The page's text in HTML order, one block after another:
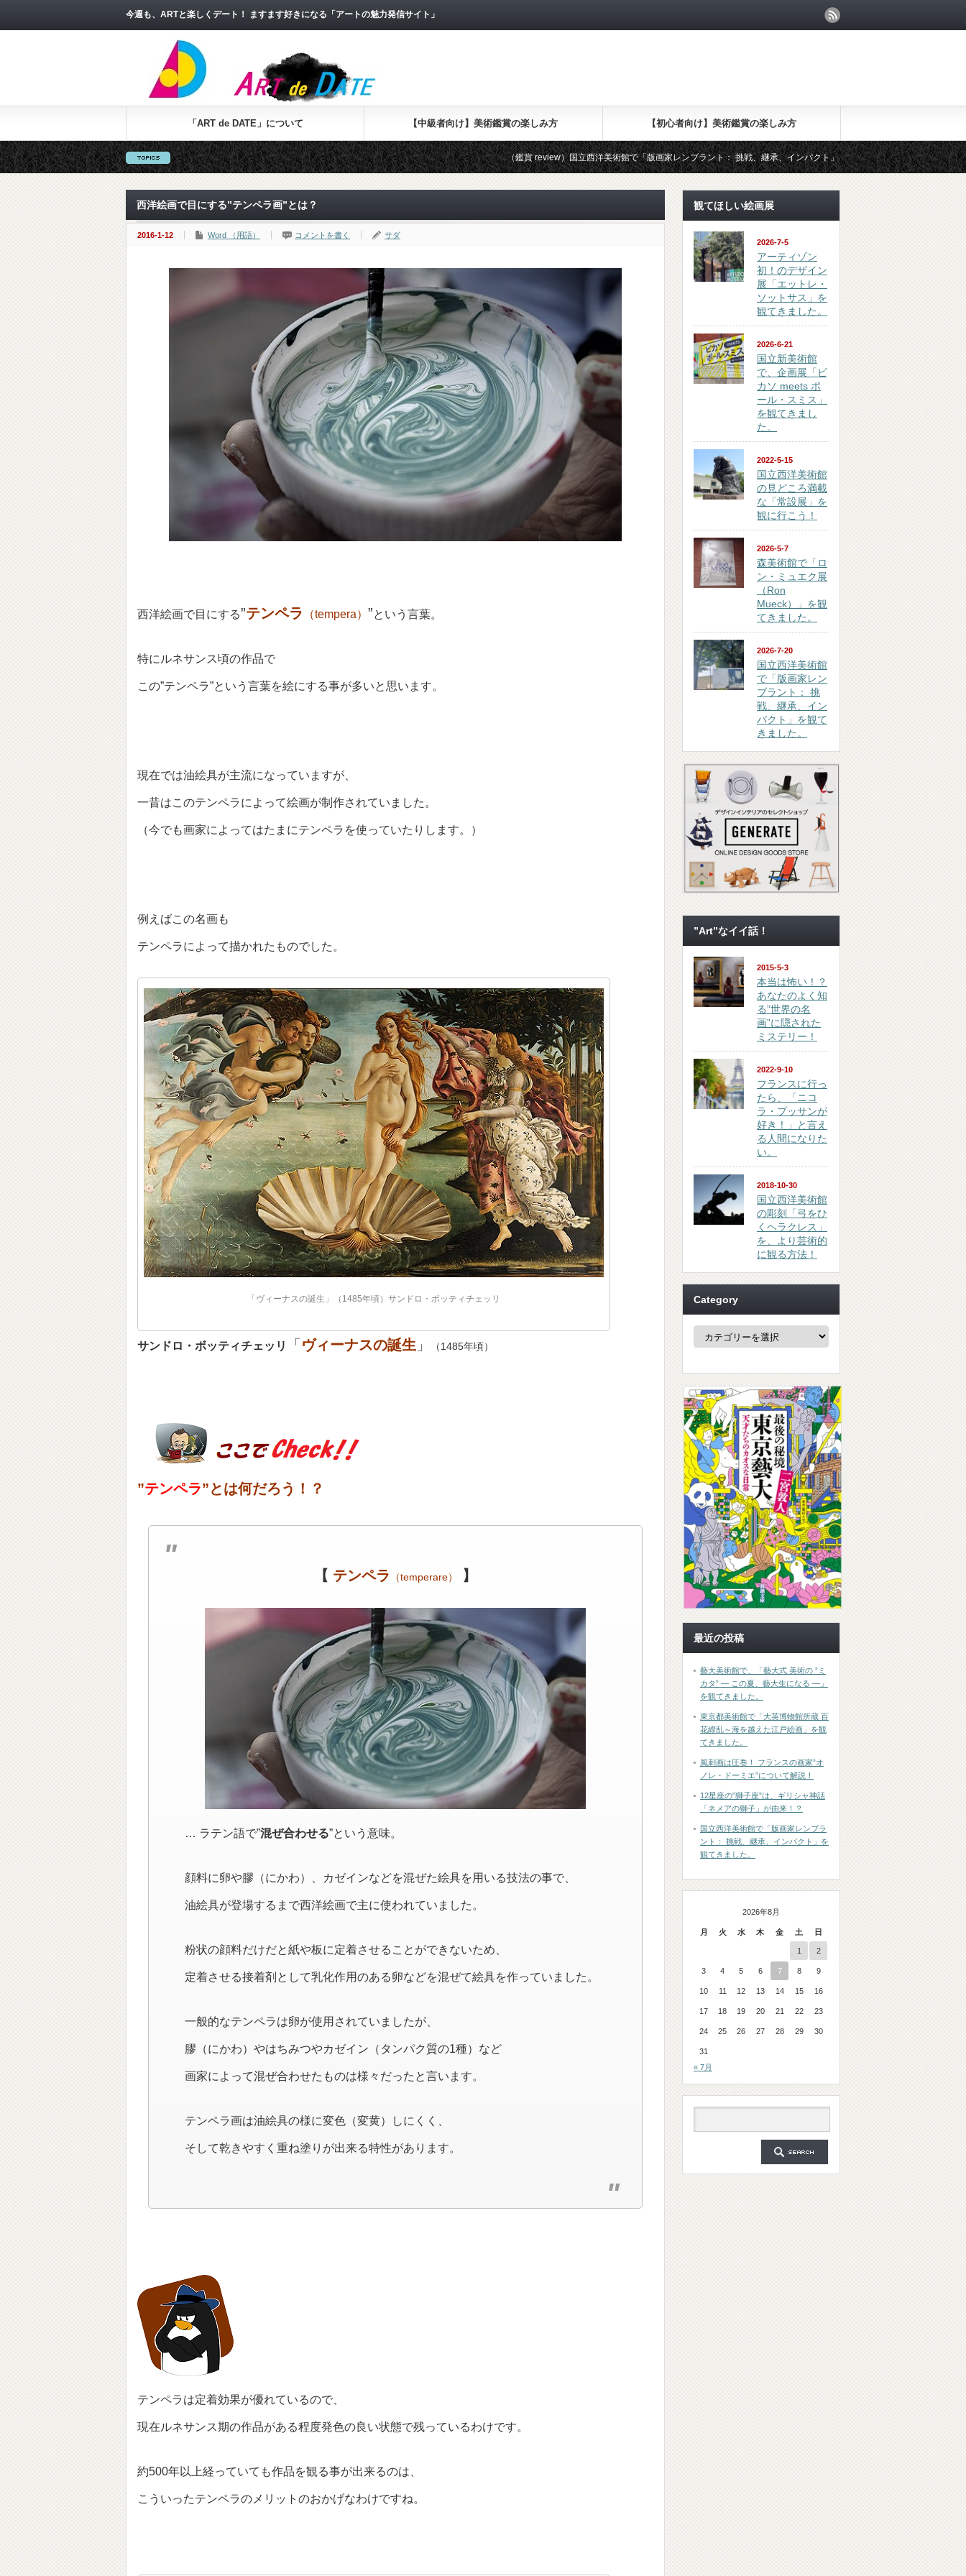
今週も、ARTと楽しくデート！ ますます好きになる「アートの魅力発信サイト」
「ART de DATE」について 【中級者向け】美術鑑賞の楽しみ方 【初心者向け】美術鑑賞の楽しみ方
（鑑賞 review）国立西洋美術館で「版画家レンブラント： 挑戦、継承、インパクト」を観てきました （鑑賞 review）東京
西洋絵画で目にする”テンペラ画”とは？
2016-1-12 Word （用語） コメントを書く サダ
西洋絵画で目にする”テンペラ （tempera） ”という言葉。
特にルネサンス頃の作品で
この”テンペラ”という言葉を絵にする事が多いと思います。
現在では油絵具が主流になっていますが、
一昔はこのテンペラによって絵画が制作されていました。
（今でも画家によってはたまにテンペラを使っていたりします。）
例えばこの名画も
テンペラによって描かれたものでした。
「ヴィーナスの誕生」（1485年頃）サンドロ・ボッティチェッリ
サンドロ・ボッティチェッリ 「 ヴィーナスの誕生 」 （1485年頃）
”テンペラ”とは何だろう！？
【 テンペラ （temperare） 】
… ラテン語で”混ぜ合わせる”という意味。
顔料に卵や膠（にかわ）、カゼインなどを混ぜた絵具を用いる技法の事で、
油絵具が登場するまで西洋絵画で主に使われていました。
粉状の顔料だけだと紙や板に定着させることができないため、
定着させる接着剤として乳化作用のある卵などを混ぜて絵具を作っていました。
一般的なテンペラは卵が使用されていましたが、
膠（にかわ）やはちみつやカゼイン（タンパク質の1種）など
画家によって混ぜ合わせたものは様々だったと言います。
テンペラ画は油絵具の様に変色（変黄）しにくく、
そして乾きやすく重ね塗りが出来る特性があります。
テンペラは定着効果が優れているので、
現在ルネサンス期の作品がある程度発色の良い状態で残っているわけです。
約500年以上経っていても作品を観る事が出来るのは、
こういったテンペラのメリットのおかげなわけですね。
観てほしい絵画展
2026-7-5
アーティゾン
初！のデザイン
展「エットレ・
ソットサス」を
観てきました。
2026-6-21
国立新美術館
で、企画展「ピ
カソ meets ポ
ール・スミス」
を観てきまし
た。
2022-5-15
国立西洋美術館
の見どころ満載
な「常設展」を
観に行こう！
2026-5-7
森美術館で「ロ
ン・ミュエク展
（Ron
Mueck）」を観
てきました。
2026-7-20
国立西洋美術館
で「版画家レン
ブラント： 挑
戦、継承、イン
パクト」を観て
きました。
”Art”なイイ話！
2015-5-3
本当は怖い！？
あなたのよく知
る”世界の名
画”に隠された
ミステリー！
2022-9-10
フランスに行っ
たら、「ニコ
ラ・プッサンが
好き！」と言え
る人間になりた
い。
2018-10-30
国立西洋美術館
の彫刻「弓をひ
くヘラクレス」
を、より芸術的
に観る方法！
Category
Category
最近の投稿
藝大美術館で、「藝大式 美術の ”ミ
カタ” ― この夏、藝大生になる ―」
を観てきました。
東京都美術館で「大英博物館所蔵 百
花繚乱～海を越えた江戸絵画」を観
てきました。
風刺画は圧巻！ フランスの画家”オ
ノレ・ドーミエ”について解説！
12星座の”獅子座”は、ギリシャ神話
「ネメアの獅子」が由来！？
国立西洋美術館で「版画家レンブラ
ント： 挑戦、継承、インパクト」を
観てきました。
2026年8月
月 火 水 木 金 土 日
1 2
3 4 5 6 7 8 9
10 11 12 13 14 15 16
17 18 19 20 21 22 23
24 25 26 27 28 29 30
31
« 7月